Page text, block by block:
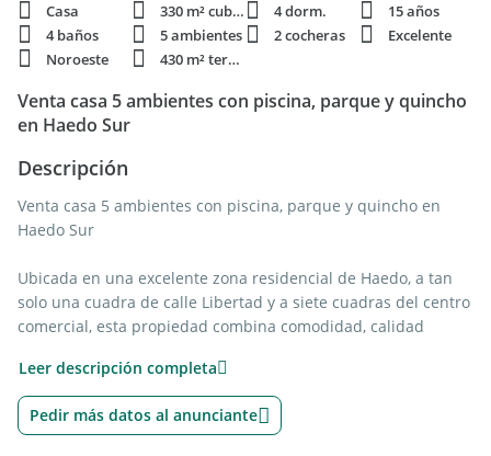
Casa 330 m² cubie. 4 dorm.
15 años
4 baños
5 ambientes 2 cocheras
Excelente
Noroeste
430 m² terren.
Venta casa 5 ambientes con piscina, parque y quincho
en Haedo Sur
Descripción
Venta casa 5 ambientes con piscina, parque y quincho en
Haedo Sur
Ubicada en una excelente zona residencial de Haedo, a tan
solo una cuadra de calle Libertad y a siete cuadras del centro
comercial, esta propiedad combina comodidad, calidad
Al ingresar, encontramos un luminoso living al frente, amplio
comedor con conexión visual y salida al parque, cómoda
Leer descripción completa
Pedir más datos al anunciante